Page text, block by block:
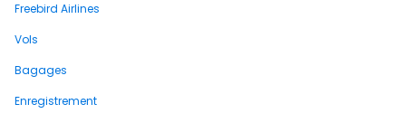
Freebird Airlines
Vols
Bagages
Enregistrement